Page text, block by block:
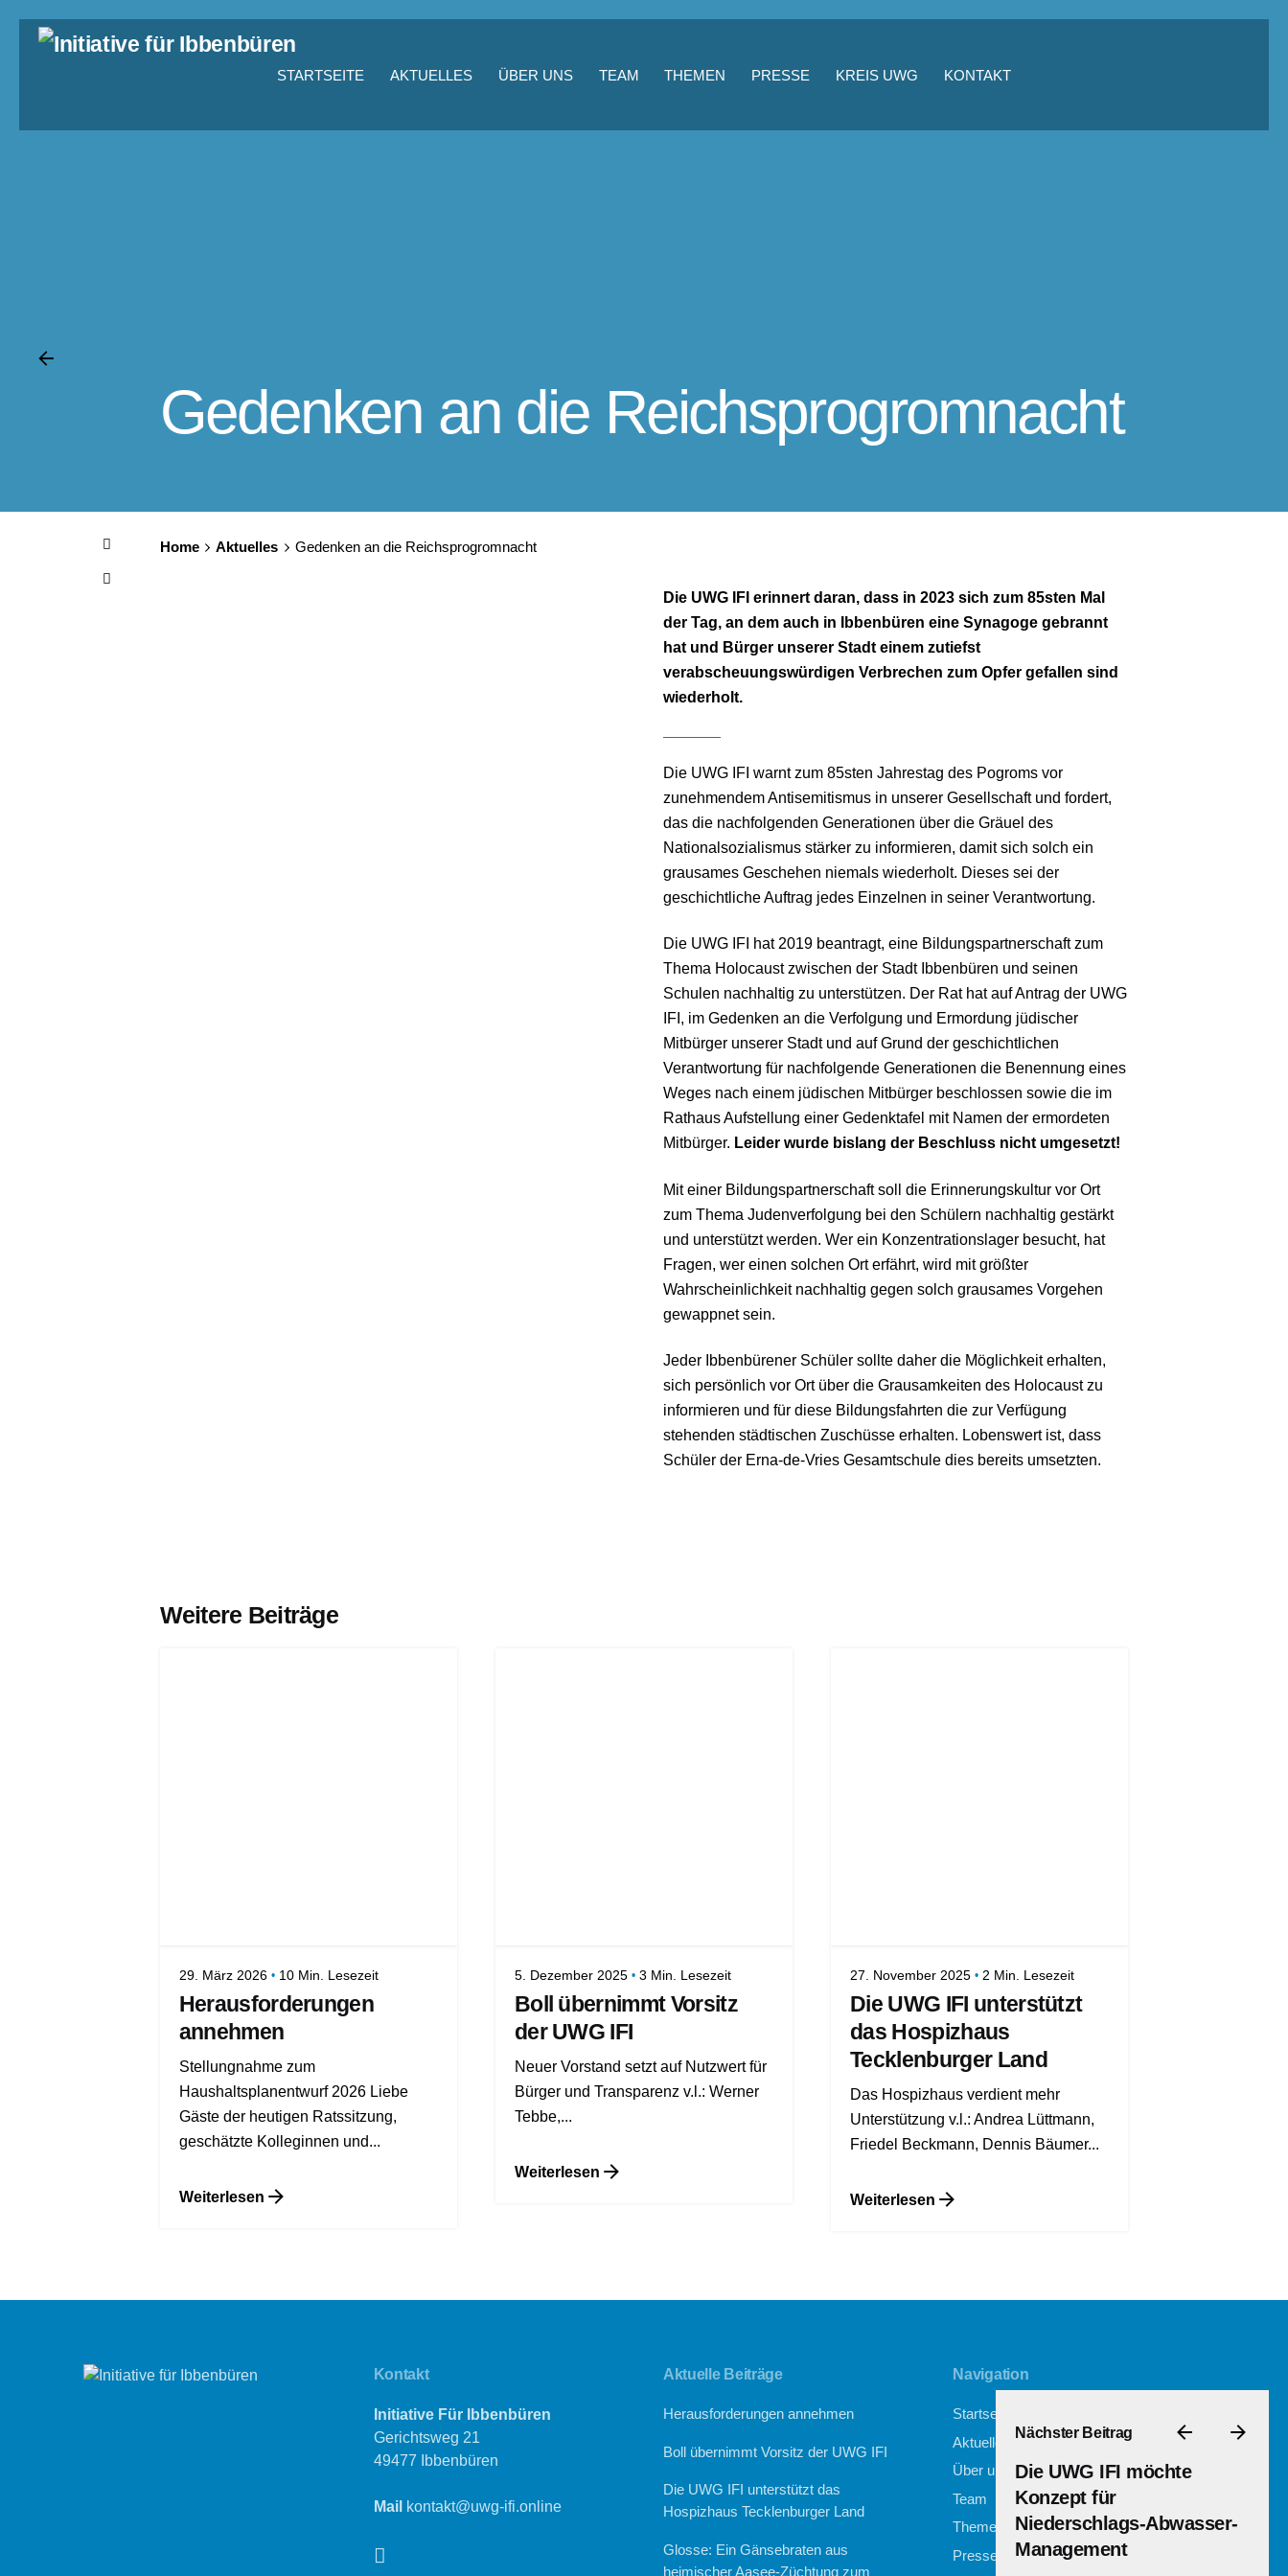
STARTSEITE AKTUELLES ÜBER UNS TEAM THEMEN PRESSE KREIS UWG KONTAKT
Gedenken an die Reichsprogromnacht
Home Aktuelles Gedenken an die Reichsprogromnacht
Die UWG IFI erinnert daran, dass in 2023 sich zum 85sten Mal
der Tag, an dem auch in Ibbenbüren eine Synagoge gebrannt
hat und Bürger unserer Stadt einem zutiefst
verabscheuungswürdigen Verbrechen zum Opfer gefallen sind
wiederholt.
Die UWG IFI warnt zum 85sten Jahrestag des Pogroms vor
zunehmendem Antisemitismus in unserer Gesellschaft und fordert,
das die nachfolgenden Generationen über die Gräuel des
Nationalsozialismus stärker zu informieren, damit sich solch ein
grausames Geschehen niemals wiederholt. Dieses sei der
geschichtliche Auftrag jedes Einzelnen in seiner Verantwortung.
Die UWG IFI hat 2019 beantragt, eine Bildungspartnerschaft zum
Thema Holocaust zwischen der Stadt Ibbenbüren und seinen
Schulen nachhaltig zu unterstützen. Der Rat hat auf Antrag der UWG
IFI, im Gedenken an die Verfolgung und Ermordung jüdischer
Mitbürger unserer Stadt und auf Grund der geschichtlichen
Verantwortung für nachfolgende Generationen die Benennung eines
Weges nach einem jüdischen Mitbürger beschlossen sowie die im
Rathaus Aufstellung einer Gedenktafel mit Namen der ermordeten
Mitbürger. Leider wurde bislang der Beschluss nicht umgesetzt!
Mit einer Bildungspartnerschaft soll die Erinnerungskultur vor Ort
zum Thema Judenverfolgung bei den Schülern nachhaltig gestärkt
und unterstützt werden. Wer ein Konzentrationslager besucht, hat
Fragen, wer einen solchen Ort erfährt, wird mit größter
Wahrscheinlichkeit nachhaltig gegen solch grausames Vorgehen
gewappnet sein.
Jeder Ibbenbürener Schüler sollte daher die Möglichkeit erhalten,
sich persönlich vor Ort über die Grausamkeiten des Holocaust zu
informieren und für diese Bildungsfahrten die zur Verfügung
stehenden städtischen Zuschüsse erhalten. Lobenswert ist, dass
Schüler der Erna-de-Vries Gesamtschule dies bereits umsetzten.
Nächster Beitrag
Die UWG IFI möchte
Konzept für
Niederschlags-Abwasser-
Management
Weitere Beiträge
29. März 2026 10 Min. Lesezeit
Herausforderungen
annehmen
Stellungnahme zum
Haushaltsplanentwurf 2026 Liebe
Gäste der heutigen Ratssitzung,
geschätzte Kolleginnen und...
Weiterlesen
5. Dezember 2025 3 Min. Lesezeit
Boll übernimmt Vorsitz
der UWG IFI
Neuer Vorstand setzt auf Nutzwert für
Bürger und Transparenz v.l.: Werner
Tebbe,...
Weiterlesen
27. November 2025 2 Min. Lesezeit
Die UWG IFI unterstützt
das Hospizhaus
Tecklenburger Land
Das Hospizhaus verdient mehr
Unterstützung v.l.: Andrea Lüttmann,
Friedel Beckmann, Dennis Bäumer...
Weiterlesen
Kontakt
Initiative Für Ibbenbüren
Gerichtsweg 21
49477 Ibbenbüren
Mail kontakt@uwg-ifi.online
Aktuelle Beiträge
Herausforderungen annehmen
Boll übernimmt Vorsitz der UWG IFI
Die UWG IFI unterstützt das
Hospizhaus Tecklenburger Land
Glosse: Ein Gänsebraten aus
heimischer Aasee-Züchtung zum
Navigation
Startseite
Aktuelles
Über uns
Team
Themen
Presse